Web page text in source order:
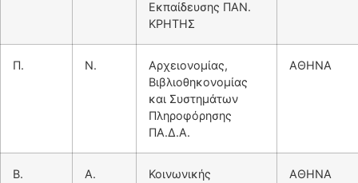
Εκπαίδευσης ΠΑΝ.
ΚΡΗΤΗΣ
Π. Ν.
Αρχειονομίας,
Βιβλιοθηκονομίας
και Συστημάτων
Πληροφόρησης
ΠΑ.Δ.Α.
ΑΘΗΝΑ
Β. Α.
Κοινωνικής
ΑΘΗΝΑ